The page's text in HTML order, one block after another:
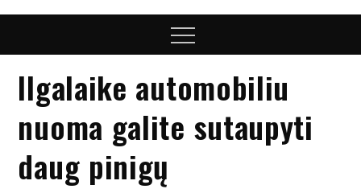
Menu
Ilgalaike automobiliu
nuoma galite sutaupyti
daug pinigų